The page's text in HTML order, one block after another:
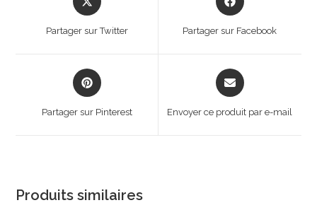
in
new
Partager sur Twitter
in
Partager sur Facebook
Opens
in
Partager sur Pinterest
Opens
in
new
Envoyer ce produit par e-mail
Produits similaires